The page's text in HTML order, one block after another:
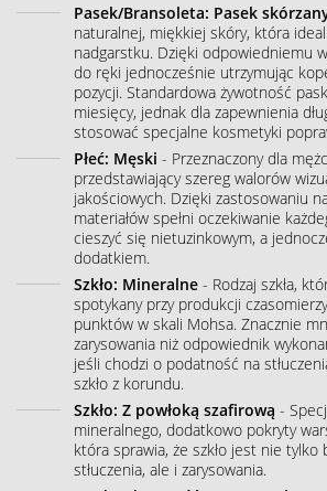
Pasek/Bransoleta: Pasek
naturalnej, miękkiej skóry, która
nadgarstku. Dzięki odpowiedniemu
do ręki jednocześnie utrzymując
pozycji. Standardowa żywotność
miesięcy, jednak dla zapewnienia
stosować specjalne kosmetyki
Płeć: Męski - Przeznaczony dla
przedstawiający szereg walorów
jakościowych. Dzięki zastosowaniu
materiałów spełni oczekiwanie
cieszyć się nietuzinkowym, a
dodatkiem.
Szkło: Mineralne - Rodzaj szkła,
spotykany przy produkcji
punktów w skali Mohsa. Znacznie
zarysowania niż odpowiednik
jeśli chodzi o podatność na
szkło z korundu.
Szkło: Z powłoką szafirową -
mineralnego, dodatkowo pokryty
która sprawia, że szkło jest nie
stłuczenia, ale i zarysowania.